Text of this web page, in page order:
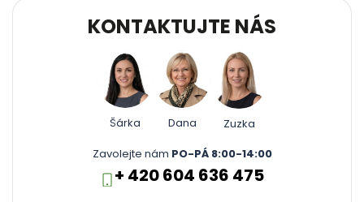
KONTAKTUJTE NÁS
Šárka Dana
Zuzka
Zavolejte nám PO-PÁ 8:00-14:00
+ 420 604 636 475